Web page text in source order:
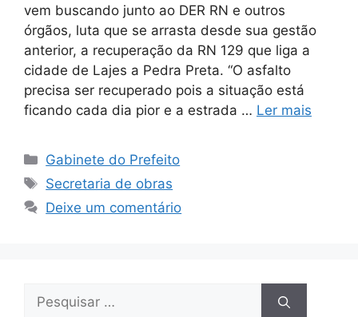
vem buscando junto ao DER RN e outros
órgãos, luta que se arrasta desde sua gestão
anterior, a recuperação da RN 129 que liga a
cidade de Lajes a Pedra Preta. “O asfalto
precisa ser recuperado pois a situação está
ficando cada dia pior e a estrada … Ler mais
Gabinete do Prefeito
Secretaria de obras
Deixe um comentário